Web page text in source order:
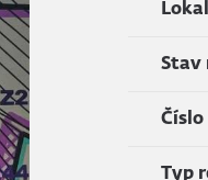
Stav
Číslo
Typ